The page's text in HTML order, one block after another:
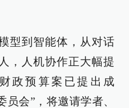
型到智能体，从对话
，人机协作正大幅提
政预算案已提出成
会”，将邀请学者、